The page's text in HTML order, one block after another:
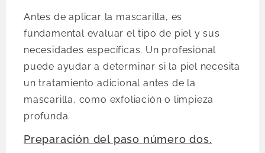
Antes de aplicar la mascarilla, es
fundamental evaluar el tipo de piel y sus
necesidades específicas. Un profesional
puede ayudar a determinar si la piel necesita
un tratamiento adicional antes de la
mascarilla, como exfoliación o limpieza
profunda.
Preparación del paso número dos.